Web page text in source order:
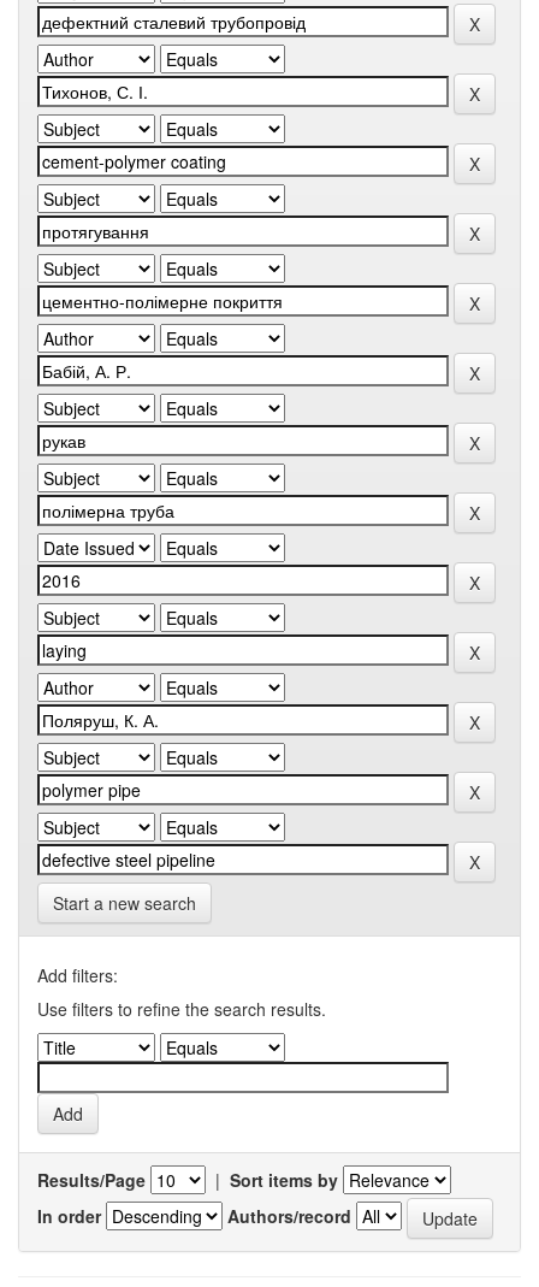
Start a new search
Add filters:
Use filters to refine the search results.
Results/Page | Sort items by
In order
Authors/record